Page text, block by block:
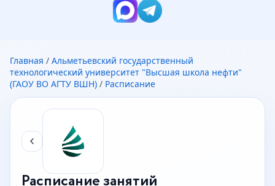
Главная / Альметьевский государственный
технологический университет "Высшая школа нефти"
(ГАОУ ВО АГТУ ВШН) / Расписание
Расписание занятий